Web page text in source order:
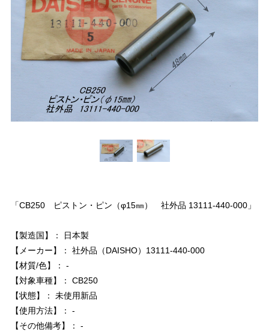
「CB250 ピストン・ピン（φ15㎜） 社外品 13111-440-000」
【製造国】： 日本製
【メーカー】： 社外品（DAISHO）13111-440-000
【材質/色】： -
【対象車種】： CB250
【状態】： 未使用新品
【使用方法】： -
【その他備考】： -